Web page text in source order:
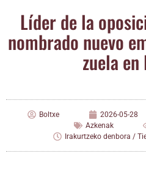
Líder de la
nom­bra­do nue­vo
zue­la en
Boltxe 2026-05-28
Azkenak
Irakurtzeko denbora /